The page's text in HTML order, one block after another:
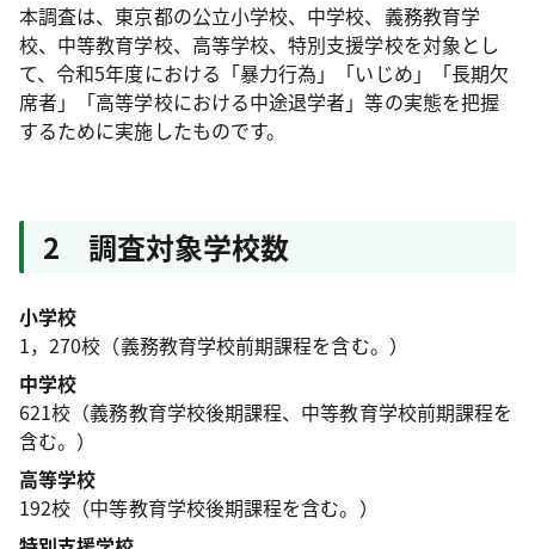
本調査は、東京都の公立小学校、中学校、義務教育学
校、中等教育学校、高等学校、特別支援学校を対象とし
て、令和5年度における「暴力行為」「いじめ」「長期欠
席者」「高等学校における中途退学者」等の実態を把握
するために実施したものです。
2 調査対象学校数
小学校
1，270校（義務教育学校前期課程を含む。）
中学校
621校（義務教育学校後期課程、中等教育学校前期課程を
含む。）
高等学校
192校（中等教育学校後期課程を含む。）